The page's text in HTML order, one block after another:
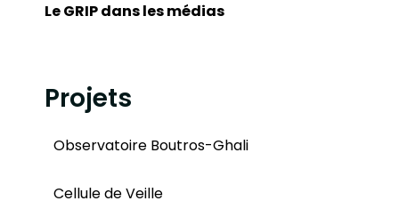
Le GRIP dans les médias
Projets
Observatoire Boutros-Ghali
Cellule de Veille